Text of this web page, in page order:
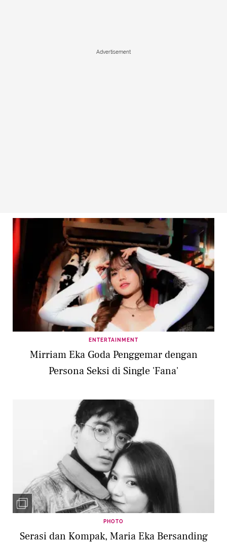
Advertisement
ENTERTAINMENT
Mirriam Eka Goda Penggemar dengan
Persona Seksi di Single 'Fana'
PHOTO
Serasi dan Kompak, Maria Eka Bersanding